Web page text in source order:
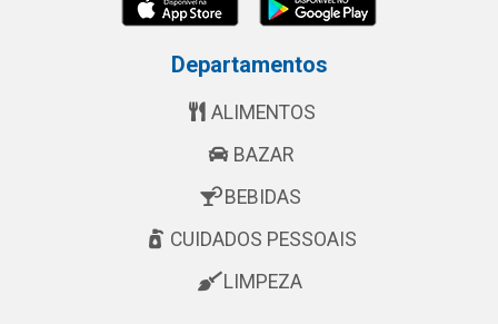
Departamentos
ALIMENTOS
BAZAR
BEBIDAS
CUIDADOS PESSOAIS
LIMPEZA